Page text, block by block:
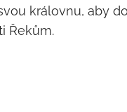
královnu, aby
Řekům.